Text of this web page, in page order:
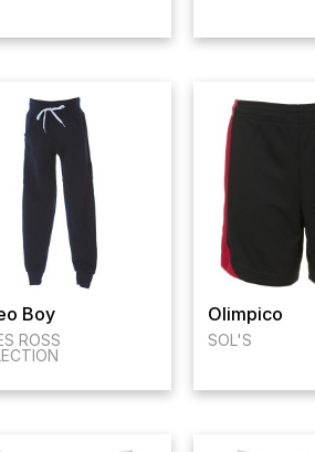
Boy
ROSS
Olimpico
SOL'S